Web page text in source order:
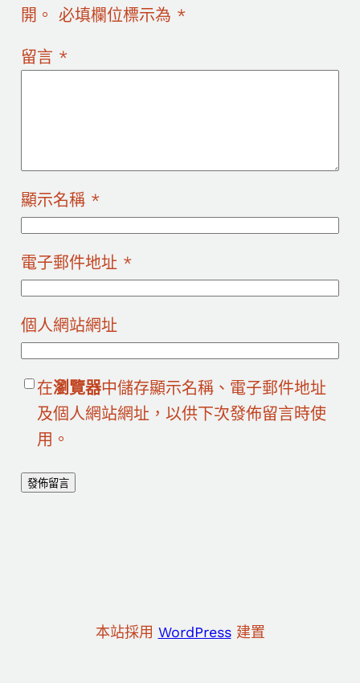
開。 必填欄位標示為 *
留言 *
顯示名稱 *
電子郵件地址 *
個人網站網址
在瀏覽器中儲存顯示名稱、電子郵件地址
及個人網站網址，以供下次發佈留言時使
用。
本站採用 WordPress建置